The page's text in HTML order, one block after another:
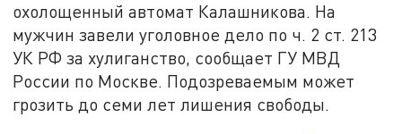
охолощенный автомат Калашникова. На
мужчин завели уголовное дело по ч. 2 ст. 213
УК РФ за хулиганство, сообщает ГУ МВД
России по Москве. Подозреваемым может
грозить до семи лет лишения свободы.